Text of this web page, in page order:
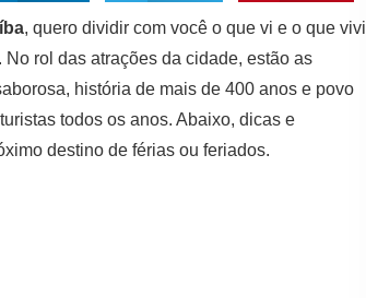
, quero dividir com você o que vi e o que vivi
. No rol das atrações da cidade, estão as
história de mais de 400 anos e povo
todos os anos. Abaixo, dicas e
destino de férias ou feriados.